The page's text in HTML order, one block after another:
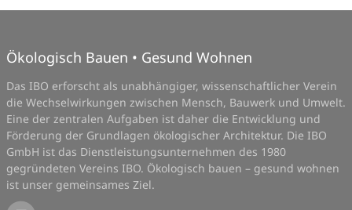
Ökologisch Bauen • Gesund Wohnen
Das IBO erforscht als unabhängiger, wissenschaftlicher Verein
die Wechselwirkungen zwischen Mensch, Bauwerk und Umwelt.
Eine der zentralen Aufgaben ist daher die Entwicklung und
Förderung der Grundlagen ökologischer Architektur. Die IBO
GmbH ist das Dienstleistungsunternehmen des 1980
gegründeten Vereins IBO. Ökologisch bauen – gesund wohnen
ist unser gemeinsames Ziel.